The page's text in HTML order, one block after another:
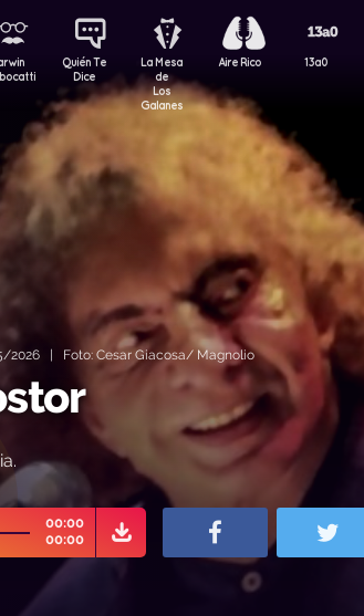
Quién Te
Dice
La Mesa
de
Los
Galanes
Aire Rico 13a0
2026 | Foto: Cesar Giacosa/ Magnolio
00:00
00:00